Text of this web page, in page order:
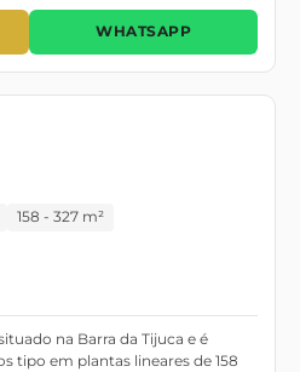
WHATSAPP
158 - 327 m²
na Barra da Tijuca e é
tipo em plantas lineares de 158